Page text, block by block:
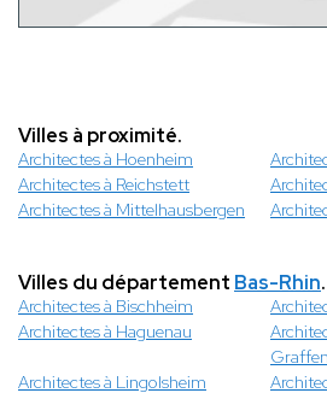
Villes à proximité.
Architectes à Hoenheim
Architectes à Reichstett
Architectes à Mittelhausbergen
Villes du département Bas-Rhin.
Architectes à Bischheim
Architectes à Haguenau
Architectes à Lingolsheim